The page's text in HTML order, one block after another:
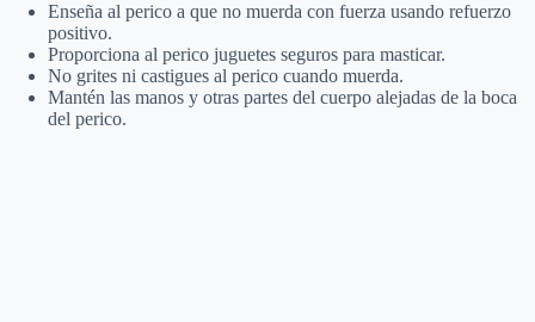
Enseña al perico a que no muerda con fuerza usando refuerzo
positivo.
Proporciona al perico juguetes seguros para masticar.
No grites ni castigues al perico cuando muerda.
Mantén las manos y otras partes del cuerpo alejadas de la boca
del perico.